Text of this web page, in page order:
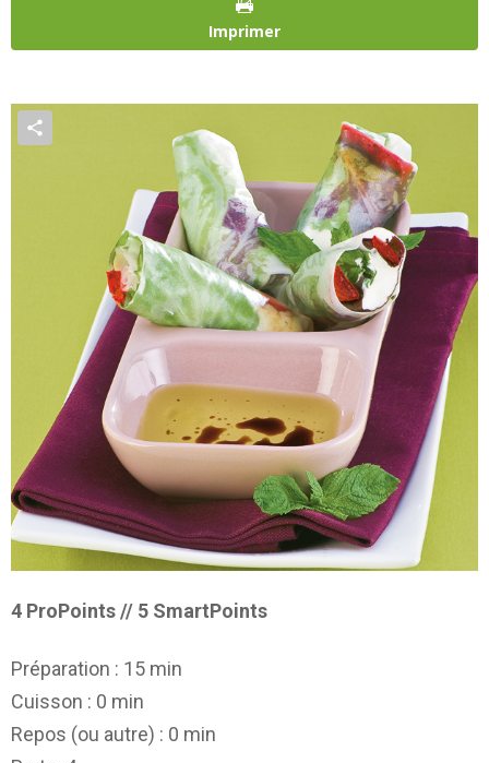
Imprimer
4 ProPoints // 5 SmartPoints
Préparation : 15 min
Cuisson : 0 min
Repos (ou autre) : 0 min